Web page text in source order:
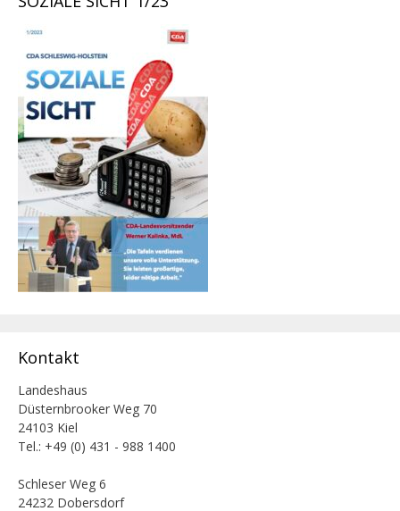
Kontakt
Landeshaus
Düsternbrooker Weg 70
24103 Kiel
Tel.: +49 (0) 431 - 988 1400
Schleser Weg 6
24232 Dobersdorf